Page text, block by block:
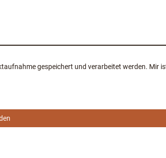
gespeichert und verarbeitet werden. Mir